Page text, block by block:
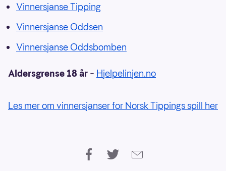
Vinnersjanse Tipping
Vinnersjanse Oddsen
Vinnersjanse Oddsbomben
Aldersgrense 18 år – Hjelpelinjen.no
Les mer om vinnersjanser for Norsk Tippings spill her